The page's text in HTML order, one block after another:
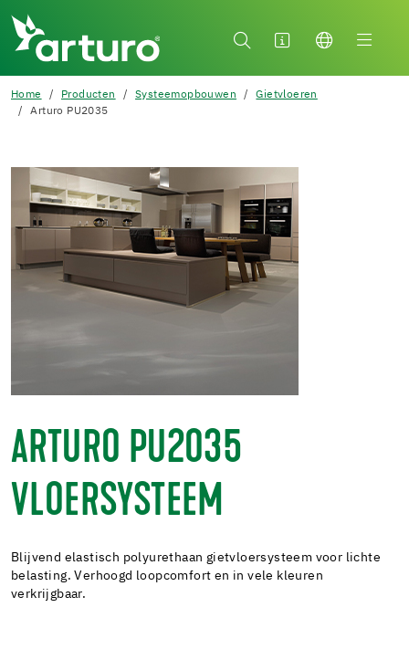
Home Producten Systeemopbouwen
Gietvloeren
Arturo PU2035
ARTURO PU2035
VLOERSYSTEEM
Blijvend elastisch polyurethaan gietvloersysteem voor lichte
belasting. Verhoogd loopcomfort en in vele kleuren
verkrijgbaar.